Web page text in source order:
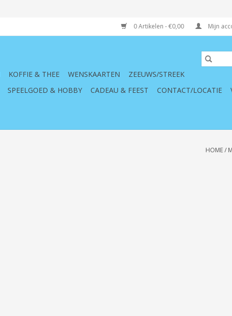
0 Artikelen - €0,00 Mijn
KOFFIE & THEE WENSKAARTEN
ZEEUWS/STREEK
SPEELGOED & HOBBY CADEAU & FEEST CONTACT/LOCATIE
HOME/